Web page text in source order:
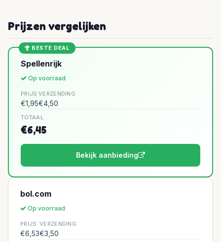
Prijzen vergelijken
BESTE DEAL
Spellenrijk
Op voorraad
PRIJS
€1,95
VERZENDING
€4,50
TOTAAL
€6,45
Bekijk aanbieding
bol.com
Op voorraad
PRIJS
€6,53
VERZENDING
€3,50